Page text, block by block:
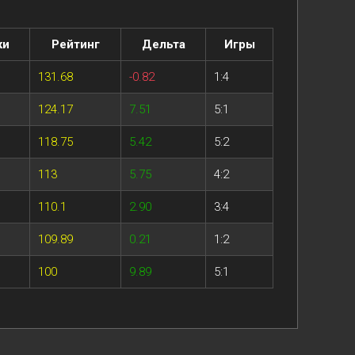
Рейтинг Дельта Игры
131.68 -0.82 1:4
124.17 7.51 5:1
118.75 5.42 5:2
113 5.75 4:2
110.1 2.90 3:4
109.89 0.21 1:2
100 9.89 5:1